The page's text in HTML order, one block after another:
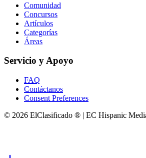
Comunidad
Concursos
Artículos
Categorías
Áreas
Servicio y Apoyo
FAQ
Contáctanos
Consent Preferences
© 2026 ElClasificado ® | EC Hispanic